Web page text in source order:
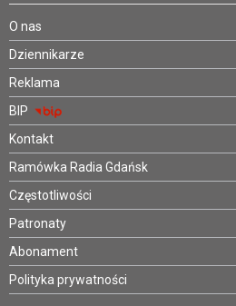
O nas
Dziennikarze
Reklama
BIP
Kontakt
Ramówka Radia Gdańsk
Częstotliwości
Patronaty
Abonament
Polityka prywatności